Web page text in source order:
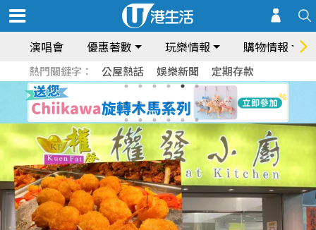
演唱會 優惠著數 玩樂情報 購物情報
熱門關鍵字： 公屋熱話 娛樂新聞 定期存款